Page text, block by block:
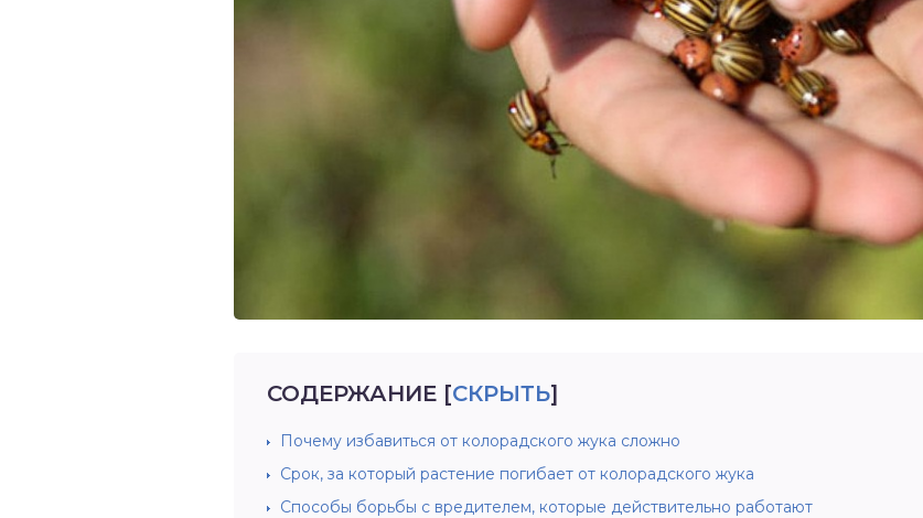
СОДЕРЖАНИЕ [СКРЫТЬ]
Почему избавиться от колорадского жука сложно
Срок, за который растение погибает от колорадского жука
Способы борьбы с вредителем, которые действительно работают